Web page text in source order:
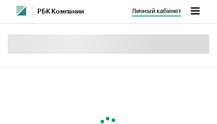
РБК Компании Личный кабинет